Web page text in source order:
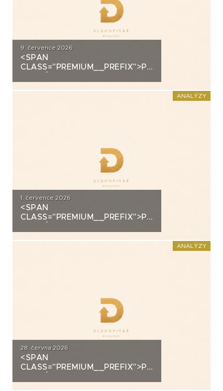
9. července 2026
<SPAN
CLASS="PREMIUM__PREFIX">PREMIUM</
ANALÝZY
1. července 2026
<SPAN
CLASS="PREMIUM__PREFIX">PREMIUM</
ANALÝZY
28. června 2026
<SPAN
CLASS="PREMIUM__PREFIX">PREMIUM</